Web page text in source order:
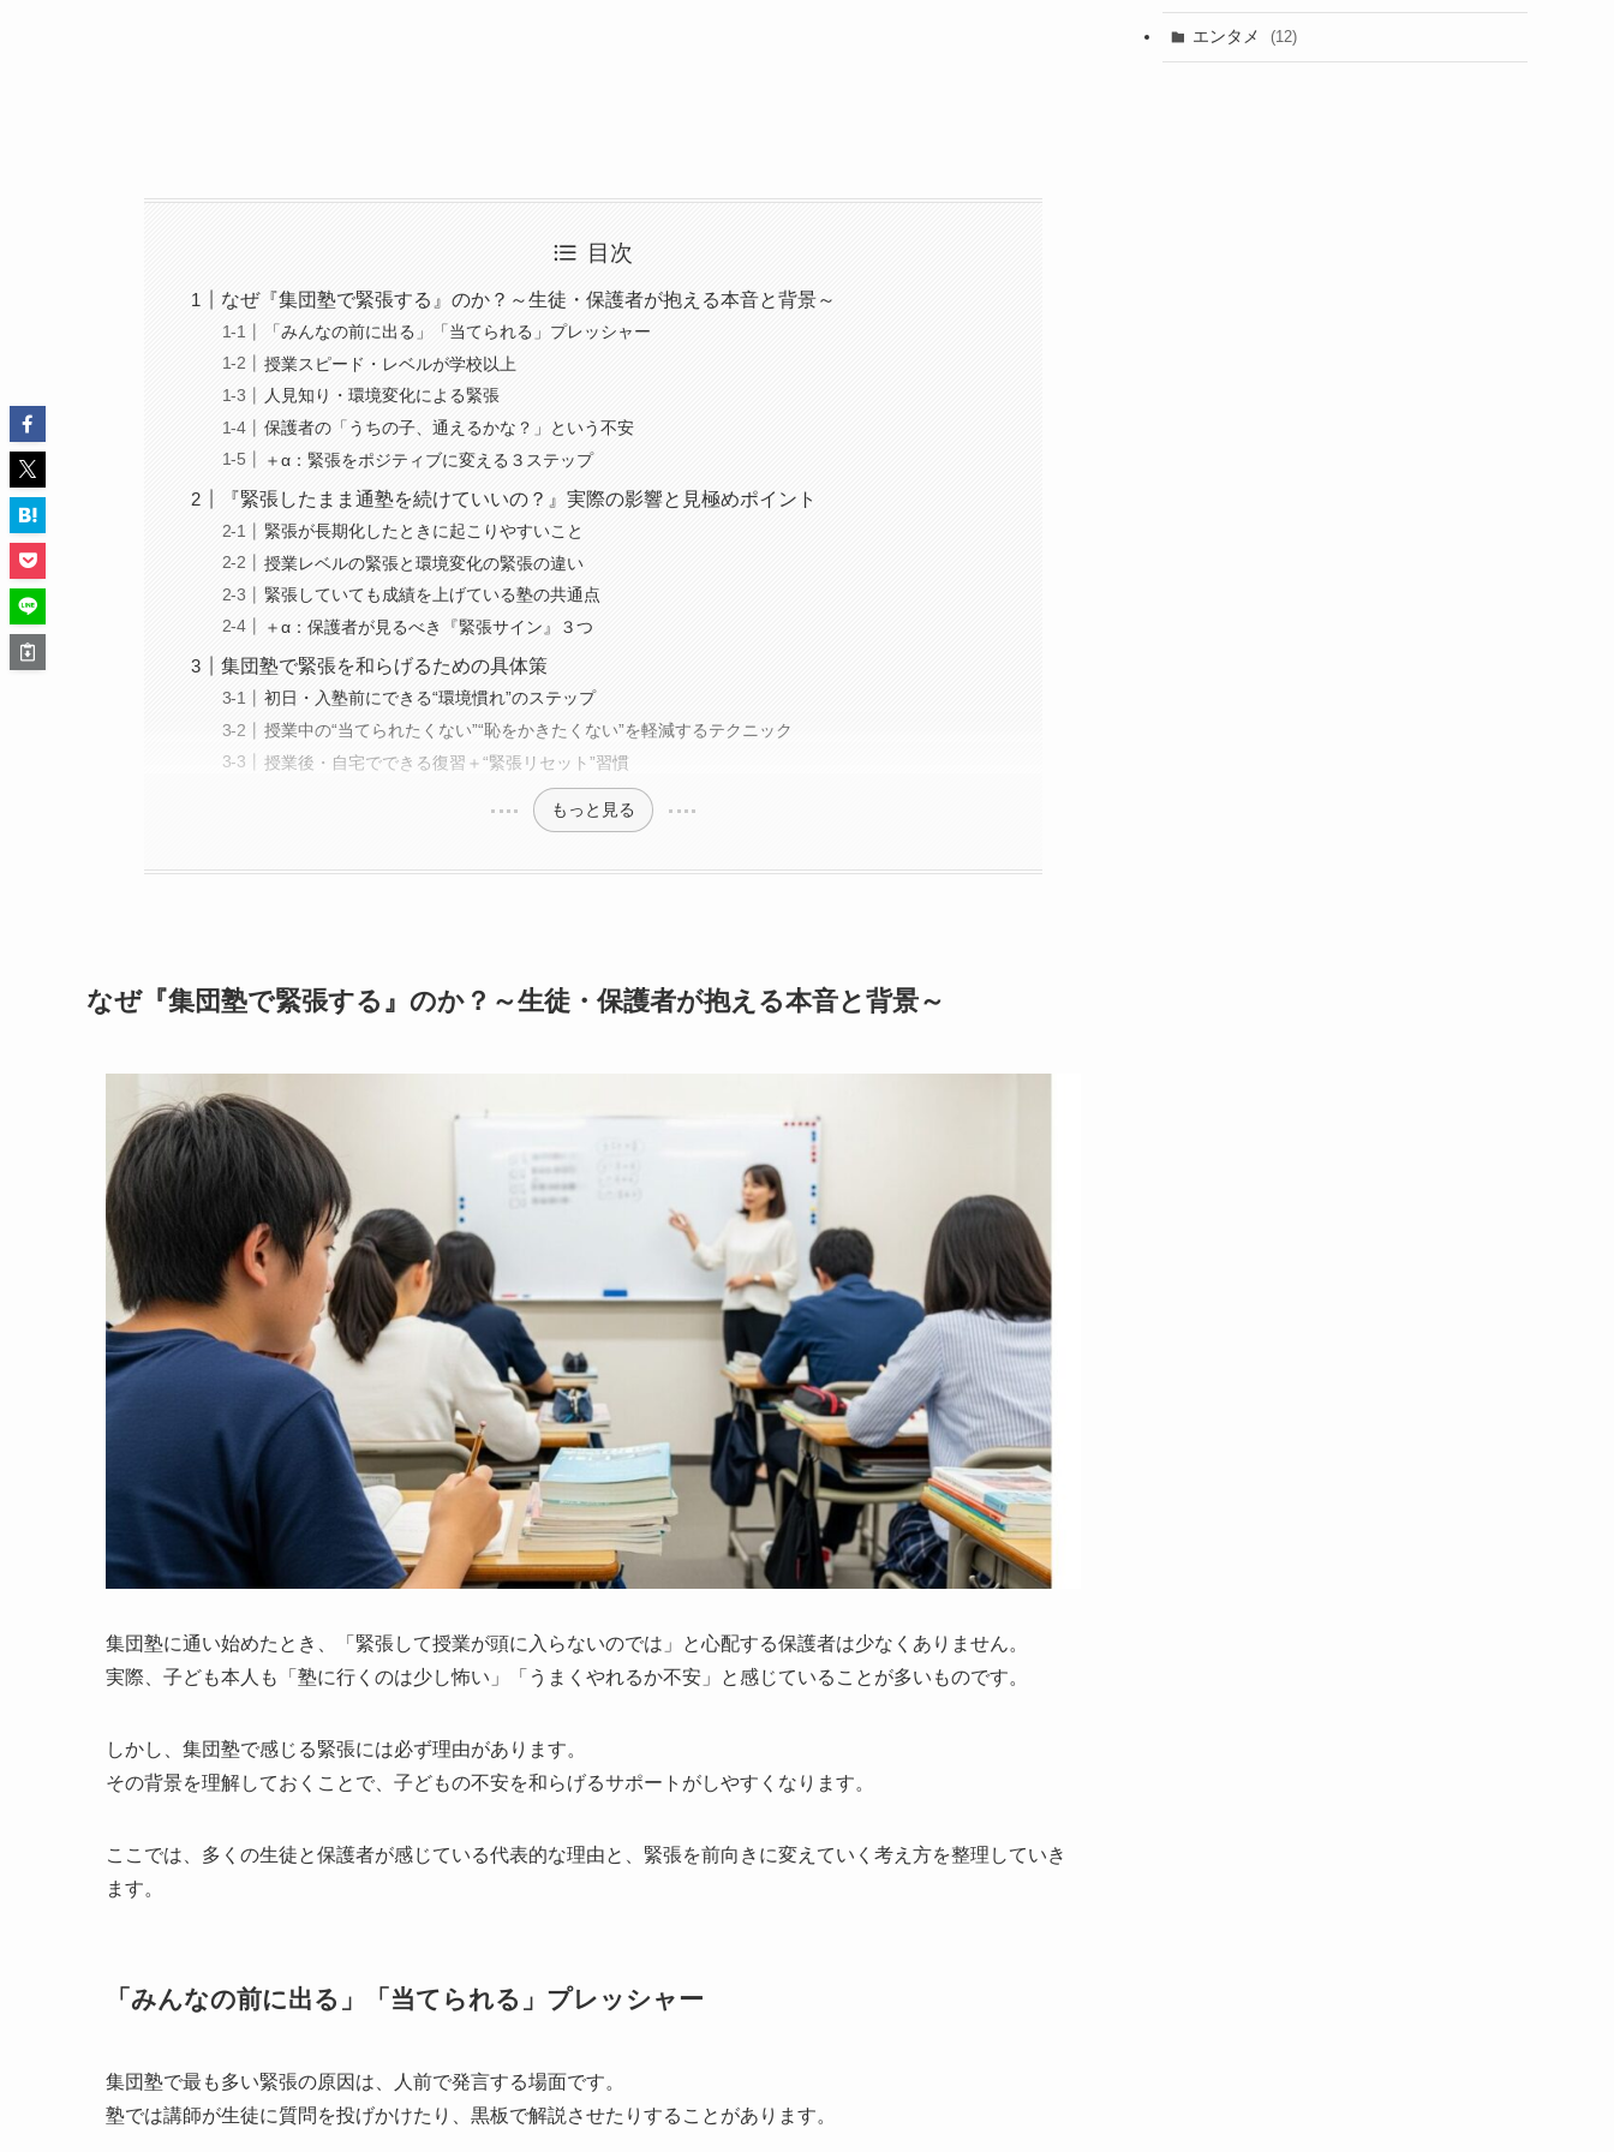
目次
なぜ『集団塾で緊張する』のか？～生徒・保護者が抱える本音と背景～
「みんなの前に出る」「当てられる」プレッシャー
授業スピード・レベルが学校以上
人見知り・環境変化による緊張
保護者の「うちの子、通えるかな？」という不安
＋α：緊張をポジティブに変える３ステップ
『緊張したまま通塾を続けていいの？』実際の影響と見極めポイント
緊張が長期化したときに起こりやすいこと
授業レベルの緊張と環境変化の緊張の違い
緊張していても成績を上げている塾の共通点
＋α：保護者が見るべき『緊張サイン』３つ
集団塾で緊張を和らげるための具体策
初日・入塾前にできる“環境慣れ”のステップ
授業中の“当てられたくない”“恥をかきたくない”を軽減するテクニック
授業後・自宅でできる復習＋“緊張リセット”習慣
もっと見る
なぜ『集団塾で緊張する』のか？～生徒・保護者が抱える本音と背景～
集団塾に通い始めたとき、「緊張して授業が頭に入らないのでは」と心配する保護者は少なくありません。
実際、子ども本人も「塾に行くのは少し怖い」「うまくやれるか不安」と感じていることが多いものです。
しかし、集団塾で感じる緊張には必ず理由があります。
その背景を理解しておくことで、子どもの不安を和らげるサポートがしやすくなります。
ここでは、多くの生徒と保護者が感じている代表的な理由と、緊張を前向きに変えていく考え方を整理していき
ます。
「みんなの前に出る」「当てられる」プレッシャー
集団塾で最も多い緊張の原因は、人前で発言する場面です。
塾では講師が生徒に質問を投げかけたり、黒板で解説させたりすることがあります。
エンタメ (12)